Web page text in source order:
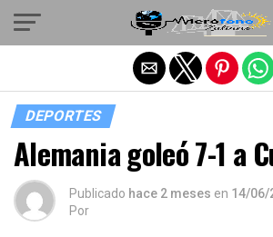
DEPORTES
Alemania goleó 7-1 a
Publicado hace 2 meses en 14/06/
Por
Salir de la versión